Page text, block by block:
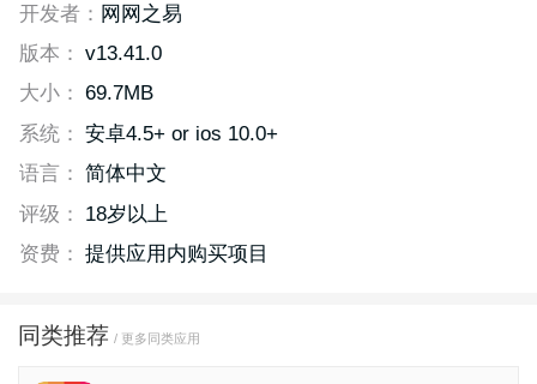
开发者： 网网之易
版本： v13.41.0
大小： 69.7MB
系统： 安卓4.5+ or ios 10.0+
语言： 简体中文
评级：
18岁以上
资费： 提供应用内购买项目
同类推荐 / 更多同类应用